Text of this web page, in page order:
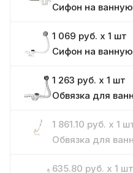
Сифон на
Сифон на
1 069 руб. x 1 шт
Обвязка для
1 263 руб. x 1 шт
Обвязка для
1 861.10 руб. x 1
635.80 руб. x 1 шт